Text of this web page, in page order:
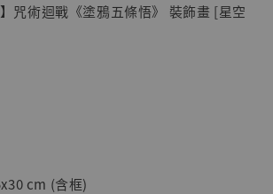
】七龍珠 系列蒐藏雕像 悟空 鳥山
[奇蹟工作室]
咒術迴戰《塗鴉五條悟》 裝飾畫 [星空
cm (含框)